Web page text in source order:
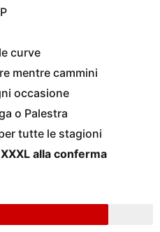
curve
mentre cammini
occasione
o Palestra
tutte le stagioni
alla conferma